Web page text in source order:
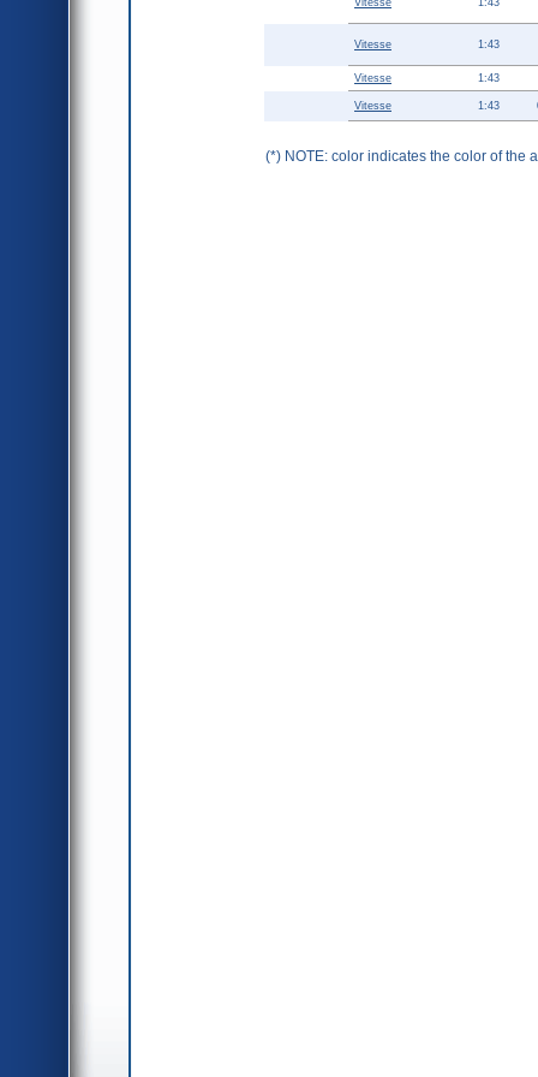
Vitesse 1:43
Vitesse 1:43
Vitesse 1:43
Vitesse 1:43
(*) NOTE: color indicates the color of the